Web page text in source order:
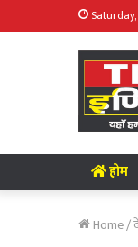
होम
Home/